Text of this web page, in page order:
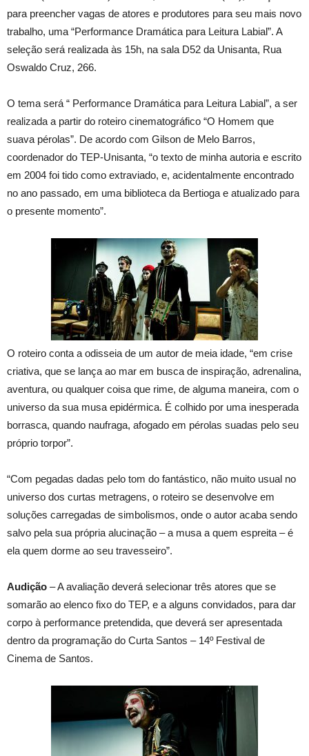
para preencher vagas de atores e produtores para seu mais novo
trabalho, uma “Performance Dramática para Leitura Labial”. A
seleção será realizada às 15h, na sala D52 da Unisanta, Rua
Oswaldo Cruz, 266.
O tema será “ Performance Dramática para Leitura Labial”, a ser
realizada a partir do roteiro cinematográfico “O Homem que
suava pérolas”. De acordo com Gilson de Melo Barros,
coordenador do TEP-Unisanta, “o texto de minha autoria e escrito
em 2004 foi tido como extraviado, e, acidentalmente encontrado
no ano passado, em uma biblioteca da Bertioga e atualizado para
o presente momento”.
O roteiro conta a odisseia de um autor de meia idade, “em crise
criativa, que se lança ao mar em busca de inspiração, adrenalina,
aventura, ou qualquer coisa que rime, de alguma maneira, com o
universo da sua musa epidérmica. É colhido por uma inesperada
borrasca, quando naufraga, afogado em pérolas suadas pelo seu
próprio torpor”.
“Com pegadas dadas pelo tom do fantástico, não muito usual no
universo dos curtas metragens, o roteiro se desenvolve em
soluções carregadas de simbolismos, onde o autor acaba sendo
salvo pela sua própria alucinação – a musa a quem espreita – é
ela quem dorme ao seu travesseiro”.
Audição – A avaliação deverá selecionar três atores que se
somarão ao elenco fixo do TEP, e a alguns convidados, para dar
corpo à performance pretendida, que deverá ser apresentada
dentro da programação do Curta Santos – 14º Festival de
Cinema de Santos.